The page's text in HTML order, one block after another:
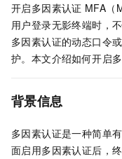
开启多因素认证 MFA（
用户登录无影终端时，
多因素认证的动态口令
护。本文介绍如何开启多
背景信息
多因素认证是一种简单
面启用多因素认证后，